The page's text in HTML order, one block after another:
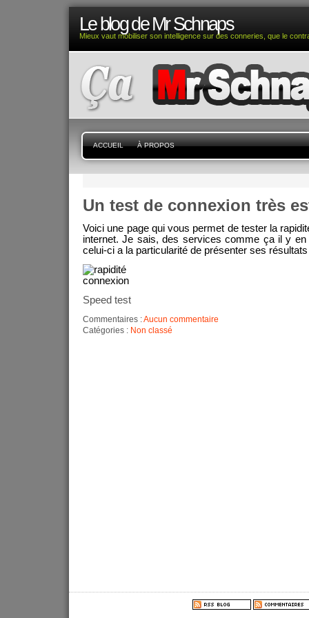
Le blog de Mr Schnaps
Mieux vaut mobiliser son intelligence sur des conneries, que le
ACCUEIL À PROPOS
Un test de connexion très
Voici une page qui vous permet de tester la
internet. Je sais, des services comme ça il y
celui-ci a la particularité de présenter ses
Speed test
Commentaires :Aucun commentaire
Catégories : Non classé